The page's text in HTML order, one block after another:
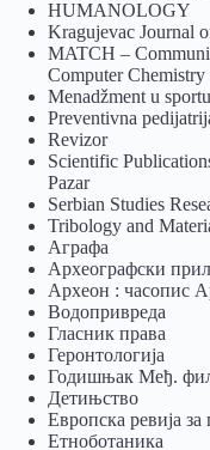
HUMANOLOGY
Kragujevac Journal
MATCH –
Computer Chemistry
Menadžment u sportu
Preventivna
Revizor
Scientific
Pazar
Serbian Studies
Tribology and
Аграфа
Археографски
Археон : часопис
Водопривреда
Гласник права
Геронтологија
Годишњак Међ.
Детињство
Европска ревија
Eтноботаника